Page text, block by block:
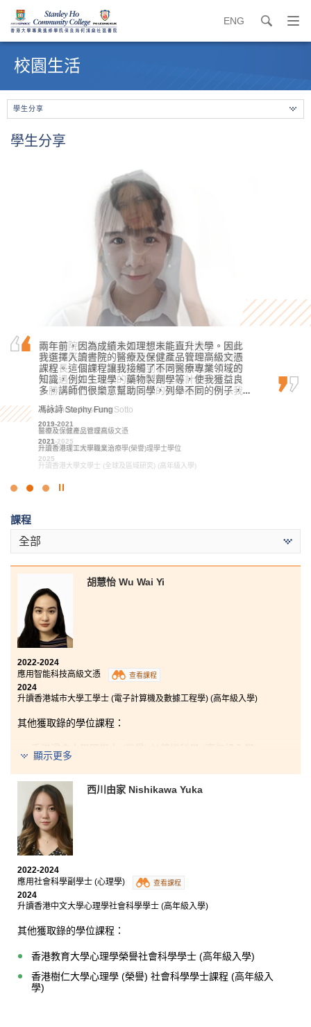
ENG search
打
開
始
校園生活
學生分享
學生分享
兩年前，因為成績未如理想未能直升大學。因此
我選擇入讀書院的醫療及保健產品管理高級文憑
課程。這個課程讓我接觸了不同醫療專業領域的
知識，例如生理學、藥物製劑學等，使我獲益良
多。講師們很樂意幫助同學，列舉不同的例子，…
馮詠詩 Stephy Fung
2019-2021
醫療及保健產品管理高級文憑
2021
升讀香港理工大學職業治療學(榮譽)理學士學位
我在書院修讀旅遊及酒店管理高級文憑時，擁有
許多美好的經歷，這些經歷成就了我的學術和個
人成長，最終令我成功得到香港大學取錄。在書
院我遇上許多敬業的講師，課程設計亦十分引人
入勝，我亦參加了豐富多樣的課外活動，所以我…
Alexandra Anselmo Sotto
2022
基礎專上教育文憑課程
2023-2025
旅遊及酒店管理高級文憑
2025
升讀香港大學文學士 (全球及區域研究) (高年級入學)
在書院就讀的兩年中，我透過高級文憑課程學習
到許多重要的知識和技能，這些都能為我迎接未
來的挑戰和困難做好準備。
羅健允 Killian Loh
商業管理學高級文憑 (管理及商業法律學)
升讀香港科技大學工商管理學士(管理學) (學分豁免)
點
燈
片
課程
全部
胡慧怡 Wu Wai Yi
2022-2024
應用智能科技高級文憑
查看課程
2024
升讀香港城市大學工學士 (電子計算機及數據工程學) (高年級入學)
其他獲取錄的學位課程：
香港浸會大學理學士 (榮譽) 計算機科學 (高年級入學)
學)
我在書院修讀了為期兩年的應用智能科技高級文憑。在
講師的建議和支持下，我打好了電腦和人工智能科技的
知識基礎，這對我在香港城市大學修讀電子計算機及數
據工程學課程非常有幫助。我衷心感謝講師和同學們在
過去兩年中無私的幫助和耐心的指導，使我能夠邁進自
己的目標。
放棄，因為條條大路通羅馬，即使成績未如你的預期，
顯示更多
西川由家 Nishikawa Yuka
2022-2024
應用社會科學副學士 (心理學)
查看課程
2024
升讀香港中文大學心理學社會科學學士 (高年級入學)
其他獲取錄的學位課程：
香港教育大學心理學榮譽社會科學學士 (高年級入學)
香港樹仁大學心理學 (榮譽) 社會科學學士課程 (高年級入
學)